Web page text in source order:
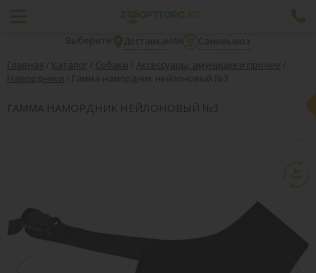
Выберите: Доставкаили
Самовывоз
Главная / Каталог / Собаки / Аксессуары, амуниция и прочее /
Намордники / Гамма намордник нейлоновый №3
ГАММА НАМОРДНИК НЕЙЛОНОВЫЙ №3